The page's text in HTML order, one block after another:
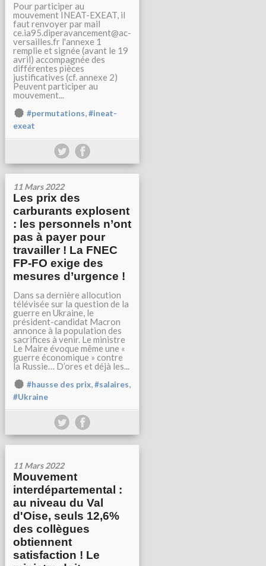
Pour participer au
mouvement INEAT-EXEAT, il
faut renvoyer par mail
ce.ia95.diperavancement@ac-
versailles.fr l'annexe 1
remplie et signée (avant le 19
avril) accompagnée des
différentes pièces
justificatives (cf. annexe 2)
Peuvent participer au
mouvement...
#permutations,#ineat-
exeat
11 Mars 2022
Les prix des
carburants explosent
: les personnels n’ont
pas à payer pour
travailler ! La FNEC
FP-FO exige des
mesures d’urgence !
Dans sa dernière allocution
télévisée sur la question de la
guerre en Ukraine, le
président-candidat Macron
annonce à la population des
sacrifices à venir. Le ministre
Le Maire évoque même une «
guerre économique » contre
la Russie… D’ores et déjà les...
#hausse des prix,#salaires,
#Ukraine
11 Mars 2022
Mouvement
interdépartemental :
au niveau du Val
d'Oise, seuls 12,6%
des collègues
obtiennent
satisfaction ! Le